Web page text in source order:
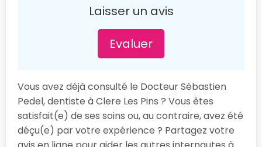
Laisser un avis
Evaluer
Vous avez déjà consulté le Docteur Sébastien
Pedel, dentiste à Clere Les Pins ? Vous êtes
satisfait(e) de ses soins ou, au contraire, avez été
déçu(e) par votre expérience ? Partagez votre